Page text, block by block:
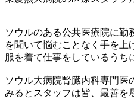
ソウルのある公共医療院に
を聞いて悩むことなく手を
服を着て仕事をしているうち
ソウル大病院腎臓内科専門医
みるとスタッフは皆、最善を